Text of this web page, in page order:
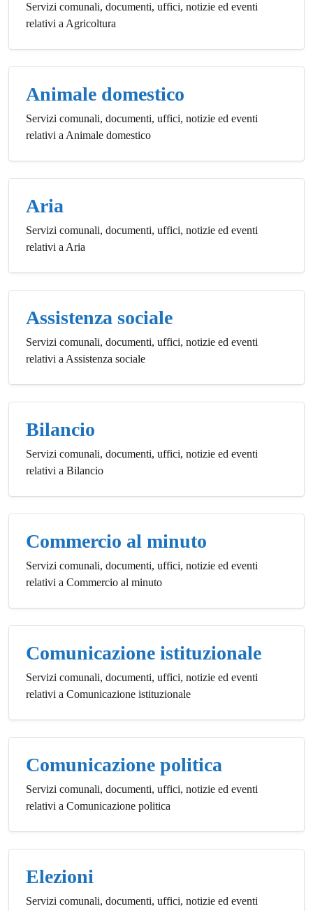
Servizi comunali, documenti, uffici, notizie ed eventi
relativi a Agricoltura
Animale domestico
Servizi comunali, documenti, uffici, notizie ed eventi
relativi a Animale domestico
Aria
Servizi comunali, documenti, uffici, notizie ed eventi
relativi a Aria
Assistenza sociale
Servizi comunali, documenti, uffici, notizie ed eventi
relativi a Assistenza sociale
Bilancio
Servizi comunali, documenti, uffici, notizie ed eventi
relativi a Bilancio
Commercio al minuto
Servizi comunali, documenti, uffici, notizie ed eventi
relativi a Commercio al minuto
Comunicazione istituzionale
Servizi comunali, documenti, uffici, notizie ed eventi
relativi a Comunicazione istituzionale
Comunicazione politica
Servizi comunali, documenti, uffici, notizie ed eventi
relativi a Comunicazione politica
Elezioni
Servizi comunali, documenti, uffici, notizie ed eventi